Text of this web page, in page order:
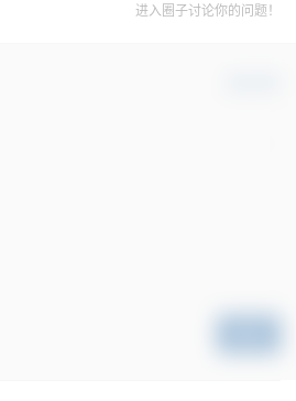
进入圈子讨论你的问题！